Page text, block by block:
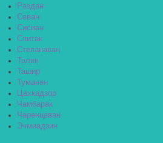
Раздан
Севан
Сисиан
Спитак
Степанаван
Талин
Ташир
Туманян
Цахкадзор
Чамбарак
Чаренцаван
Эчмиадзин